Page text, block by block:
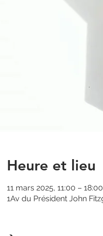
Heure et lieu
11 mars 2025, 11:00 – 18:00
1Av du Président John